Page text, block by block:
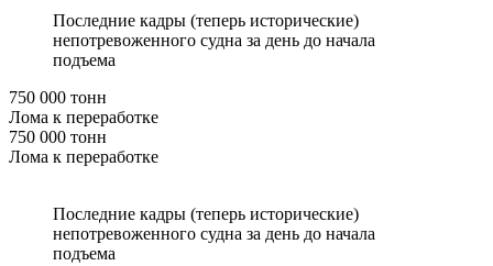
Последние кадры (теперь исторические)
непотревоженного судна за день до начала
подъема
750 000 тонн
Лома к переработке
750 000 тонн
Лома к переработке
Последние кадры (теперь исторические)
непотревоженного судна за день до начала
подъема